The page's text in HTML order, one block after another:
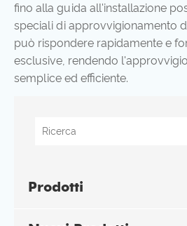
fino alla guida all'installazione
speciali di approvvigionamento
può rispondere rapidamente e
esclusive, rendendo
semplice ed efficiente.
Prodotti